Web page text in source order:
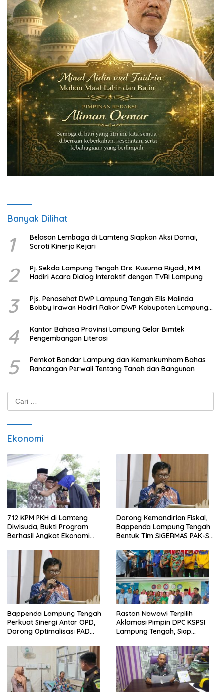
Banyak Dilihat
1
Belasan Lembaga di Lamteng Siapkan Aksi Damai,
Soroti Kinerja Kejari
2
Pj. Sekda Lampung Tengah Drs. Kusuma Riyadi, M.M.
Hadiri Acara Dialog Interaktif dengan TVRI Lampung
3
Pjs. Penasehat DWP Lampung Tengah Elis Malinda
Bobby Irawan Hadiri Rakor DWP Kabupaten Lampung
4
Kantor Bahasa Provinsi Lampung Gelar Bimtek
Pengembangan Literasi
5
Pemkot Bandar Lampung dan Kemenkumham Bahas
Rancangan Perwali Tentang Tanah dan Bangunan
Cari
untuk:
Ekonomi
712 KPM PKH di Lamteng
Diwisuda, Bukti Program
Berhasil Angkat Ekonomi
Dorong Kemandirian Fiskal,
Bappenda Lampung Tengah
Bentuk Tim SIGERMAS PAK-SI
Bappenda Lampung Tengah
Perkuat Sinergi Antar OPD,
Dorong Optimalisasi PAD
Raston Nawawi Terpilih
Aklamasi Pimpin DPC KSPSI
Lampung Tengah, Siap
Buruh